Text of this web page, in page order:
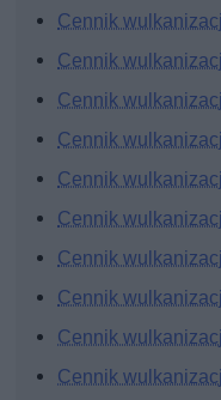
Cennik
Cennik
Cennik
Cennik
Cennik
Cennik
Cennik
Cennik
Cennik
Cennik